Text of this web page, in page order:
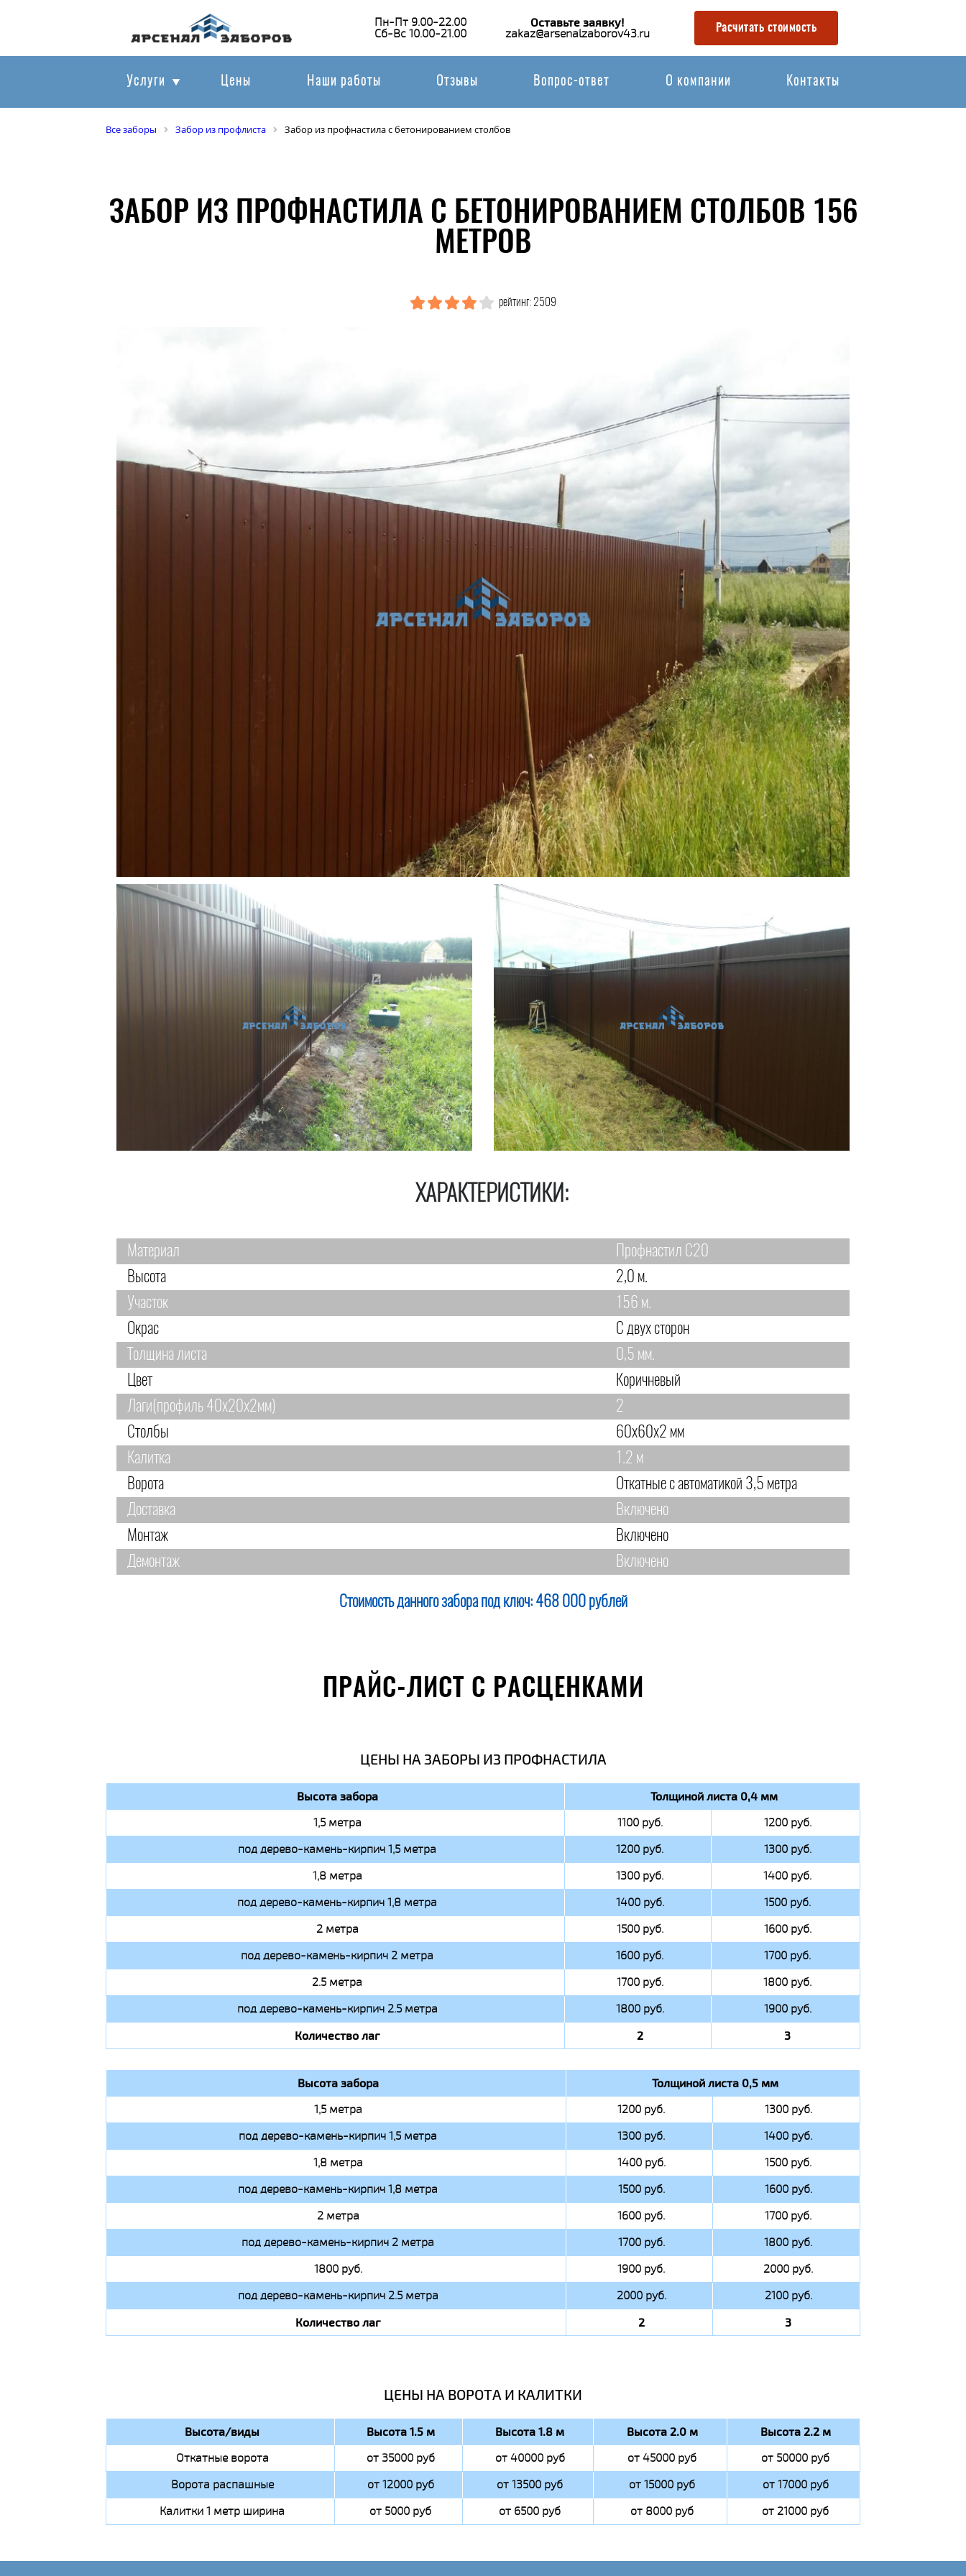
Пн-Пт 9.00-22.00
Сб-Вс 10.00-21.00
Оставьте заявку!
zakaz@arsenalzaborov43.ru Расчитать стоимость
Услуги Цены Наши работы Отзывы Вопрос-ответ О компании Контакты
Все заборы Забор из профлиста Забор из профнастила с бетонированием столбов
ЗАБОР ИЗ ПРОФНАСТИЛА С БЕТОНИРОВАНИЕМ СТОЛБОВ 156
МЕТРОВ
рейтинг: 2509
ХАРАКТЕРИСТИКИ:
Материал
Профнастил С20
Высота
2,0 м.
Участок
156 м.
Окрас
С двух сторон
Толщина листа
0,5 мм.
Цвет
Коричневый
Лаги(профиль 40х20х2мм)
2
Столбы
60х60х2 мм
Калитка
1.2 м
Ворота
Откатные с автоматикой 3,5 метра
Доставка
Включено
Монтаж
Включено
Демонтаж
Включено
Стоимость данного забора под ключ: 468 000 рублей
ПРАЙС-ЛИСТ С РАСЦЕНКАМИ
ЦЕНЫ НА ЗАБОРЫ ИЗ ПРОФНАСТИЛА
Высота забора Толщиной листа 0,4 мм
1,5 метра 1100 руб.
1200 руб.
под дерево-камень-кирпич 1,5 метра
1200 руб.
1300 руб.
1,8 метра
1300 руб.
1400 руб.
под дерево-камень-кирпич 1,8 метра
1400 руб.
1500 руб.
2 метра
1500 руб.
1600 руб.
под дерево-камень-кирпич 2 метра
1600 руб.
1700 руб.
2.5 метра
1700 руб.
1800 руб.
под дерево-камень-кирпич 2.5 метра
1800 руб. 1900 руб.
Количество лаг 2 3
Высота забора Толщиной листа 0,5 мм
1,5 метра 1200 руб.
1300 руб.
под дерево-камень-кирпич 1,5 метра
1300 руб.
1400 руб.
1,8 метра
1400 руб.
1500 руб.
под дерево-камень-кирпич 1,8 метра
1500 руб.
1600 руб.
2 метра
1600 руб.
1700 руб.
под дерево-камень-кирпич 2 метра
1700 руб.
1800 руб.
1800 руб.
1900 руб.
2000 руб.
под дерево-камень-кирпич 2.5 метра
2000 руб. 2100 руб.
Количество лаг 2 3
ЦЕНЫ НА ВОРОТА И КАЛИТКИ
Высота/виды Высота 1.5 м Высота 1.8 м Высота 2.0 м Высота 2.2 м
Откатные ворота от 35000 руб от 40000 руб от 45000 руб
от 50000 руб
Ворота распашные
от 12000 руб от 13500 руб от 15000 руб
от 17000 руб
Калитки 1 метр ширина
от 5000 руб от 6500 руб от 8000 руб от 21000 руб